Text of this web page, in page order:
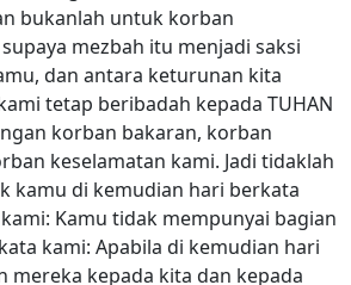
bukanlah untuk korban
mezbah itu menjadi saksi
dan antara keturunan kita
tetap beribadah kepada TUHAN
korban bakaran, korban
keselamatan kami. Jadi tidaklah
kamu di kemudian hari berkata
Kamu tidak mempunyai bagian
kami: Apabila di kemudian hari
mereka kepada kita dan kepada